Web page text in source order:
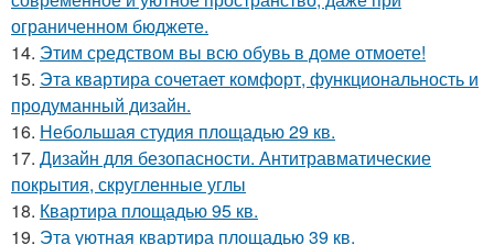
ограниченном бюджете.
14. Этим средством вы всю обувь в доме отмоете!
15. Эта квартира сочетает комфорт, функциональность и
продуманный дизайн.
16. Небольшая студия площадью 29 кв.
17. Дизайн для безопасности. Антитравматические
покрытия, скругленные углы
18. Квартира площадью 95 кв.
19. Эта уютная квартира площадью 39 кв.